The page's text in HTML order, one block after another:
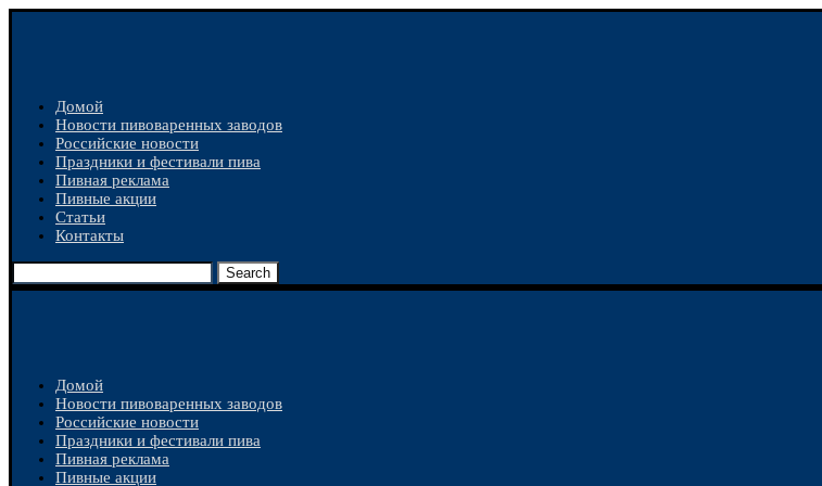
Домой
Новости пивоваренных заводов
Российские новости
Праздники и фестивали пива
Пивная реклама
Пивные акции
Статьи
Контакты
Search
Домой
Новости пивоваренных заводов
Российские новости
Праздники и фестивали пива
Пивная реклама
Пивные акции